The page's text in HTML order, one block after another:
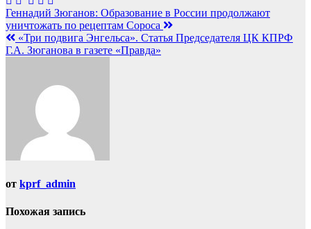
Навигация
по
записям
Геннадий Зюганов: Образование в России продолжают
уничтожать по рецептам Сороса
«Три подвига Энгельса». Статья Председателя ЦК КПРФ
Г.А. Зюганова в газете «Правда»
от kprf_admin
Похожая запись